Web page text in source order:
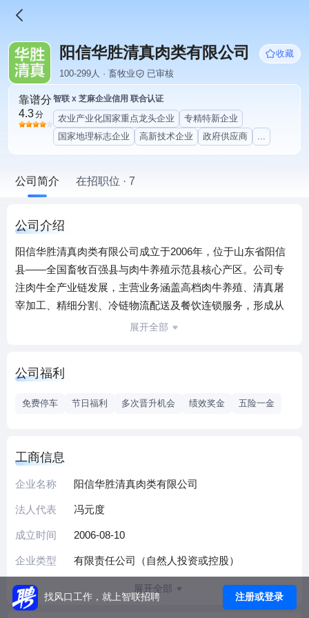
阳信华胜清真肉类有限公司
收藏
100-299人 · 畜牧业
已审核
靠谱分
4.3分
智联 x 芝麻企业信用 联合认证
农业产业化国家重点龙头企业
专精特新企业
国家地理标志企业
高新技术企业 政府供应商 ...
公司简介 在招职位 · 7
公司介绍
阳信华胜清真肉类有限公司成立于2006年，位于山东省阳信
县——全国畜牧百强县与肉牛养殖示范县核心产区。公司专
注肉牛全产业链发展，主营业务涵盖高档肉牛养殖、清真屠
宰加工、精细分割、冷链物流配送及餐饮连锁服务，形成从
牧场到餐桌的完整产业闭环。作为市级农业产业化龙头企
同体系。依托黄河三角洲绿色畜产品生产基地的区位优势，
牧业协会理事单位及滨州市畜牧业协会副会长单位。秉持“为
客户创造价值、为伙伴创造效益、为员工创造前程、为社会
创造财富”的经营理念，企业持续优化产业链布局，致力于打
造具有国际影响力的牛肉品牌，推动现代畜牧业高质量发
展开全部
公司福利
免费停车 节日福利 多次晋升机会 绩效奖金 五险一金
工商信息
企业名称 阳信华胜清真肉类有限公司
法人代表 冯元度
成立时间 2006-08-10
企业类型 有限责任公司（自然人投资或控股）
展开全部
找风口工作，就上智联招聘 注册或登录